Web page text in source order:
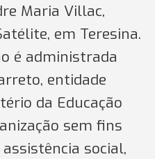
Maria Villac,
em Teresina.
é administrada
entidade
da Educação
sem fins
social,